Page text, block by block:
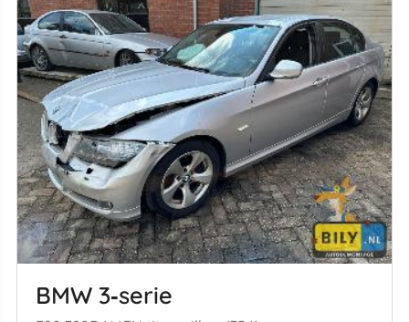
BMW 3‑serie